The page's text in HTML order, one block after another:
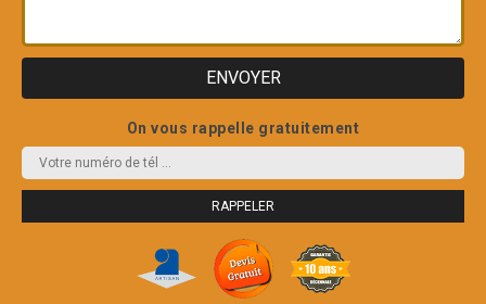
On vous rappelle gratuitement